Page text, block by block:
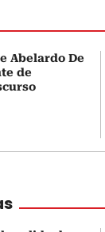
Abelardo De
de